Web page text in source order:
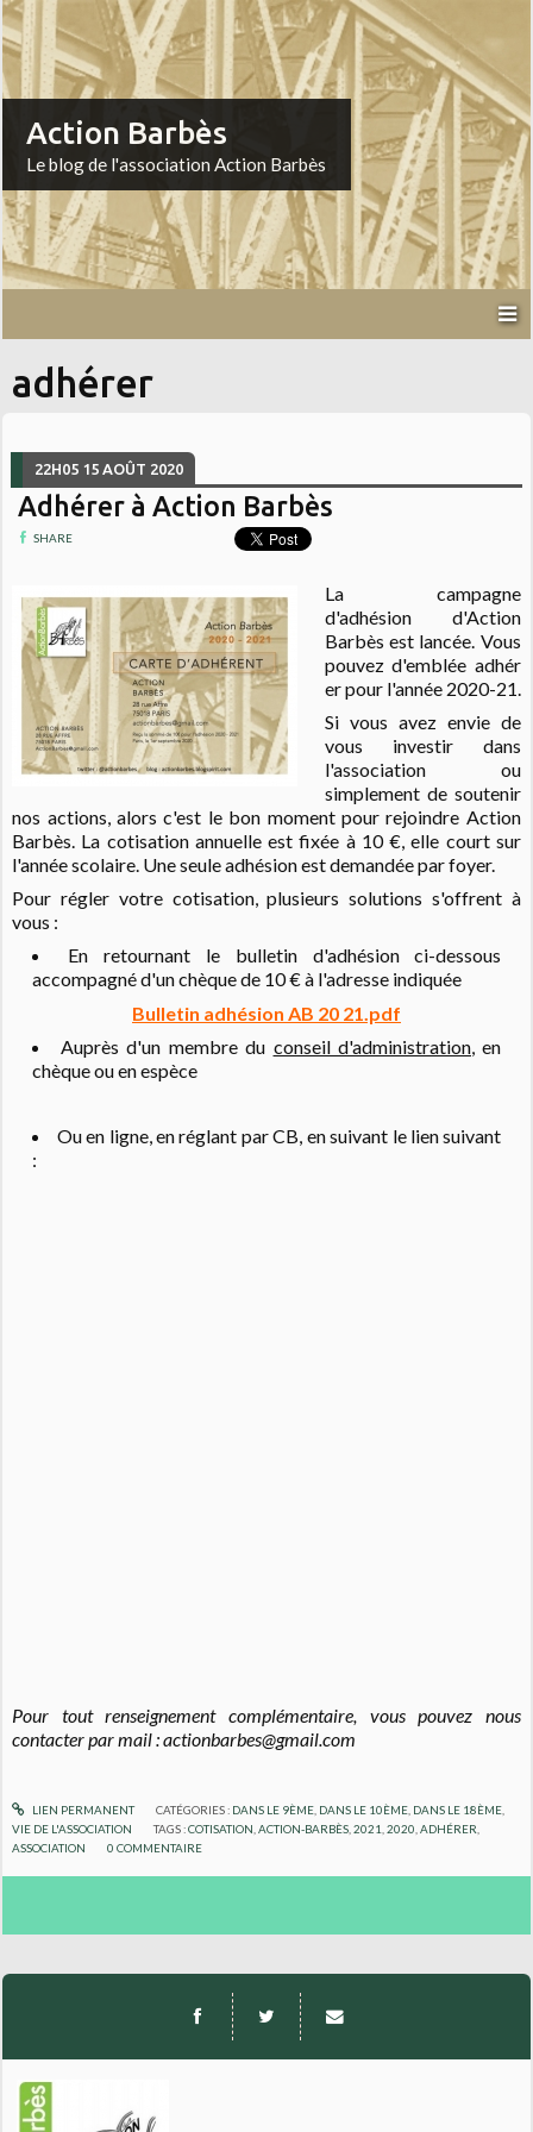
Action Barbès
Le blog de l'association Action Barbès
adhérer
22H05 15 AOÛT 2020
Adhérer à Action Barbès
SHARE
La campagne
d'adhésion d'Action
Barbès est lancée. Vous
pouvezd'emblée adhér
er pour l'année 2020-21.
Si vous avez envie de
vous investir dans
l'association ou
simplement de soutenir
nos actions, alors c'est le bon moment pour rejoindre Action
Barbès. La cotisation annuelle est fixée à 10 €, elle court sur
l'année scolaire. Une seule adhésion est demandée par foyer.
Pour régler votre cotisation, plusieurs solutions s'offrent à
vous :
En retournant le bulletin d'adhésion ci-dessous
accompagné d'un chèque de 10 € à l'adresse indiquée
Bulletin adhésion AB 20 21.pdf
Auprès d'un membre du conseil d'administration, en
chèque ou en espèce
Ou en ligne, en réglant par CB, en suivant le lien suivant
:
Pour tout renseignement complémentaire, vous pouvez nous
contacter par mail : actionbarbes@gmail.com
LIEN PERMANENT CATÉGORIES : DANS LE 9ÈME, DANS LE 10ÈME, DANS LE 18ÈME,
VIE DE L'ASSOCIATION
TAGS :COTISATION ,ACTION-BARBÈS ,2021 ,2020 ,ADHÉRER
ASSOCIATION
0 COMMENTAIRE